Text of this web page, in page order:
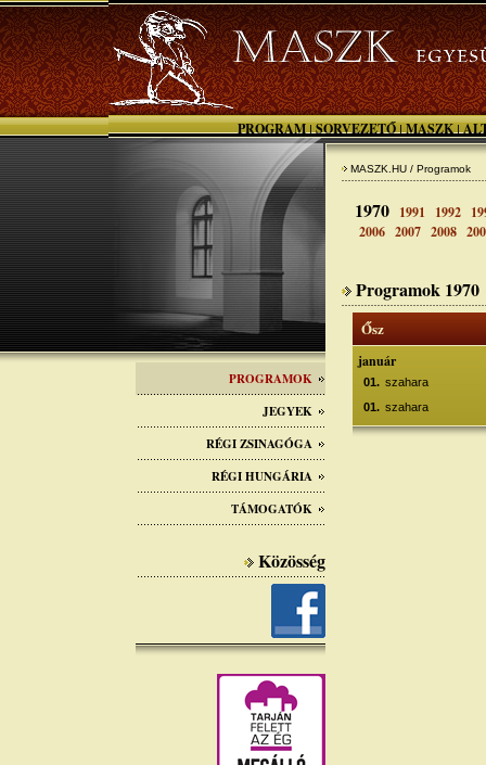
PROGRAM | SORVEZETŐ | MASZK |
PROGRAMOK
JEGYEK
RÉGI ZSINAGÓGA
RÉGI HUNGÁRIA
TÁMOGATÓK
Közösség
MASZK.HU / Programok
1970 1991 1992
2006 2007 2008
Programok 1970
Ősz
január
01. szahara
01. szahara